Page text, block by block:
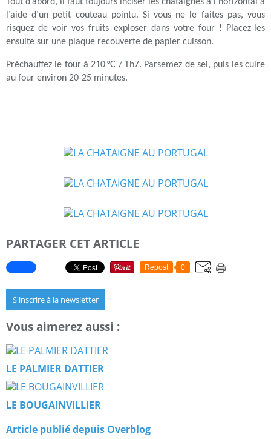
l’aide d’un petit couteau pointu. Si vous ne le faites pas, vous
risquez de voir vos fruits exploser dans votre four ! Placez-les
ensuite sur une plaque recouverte de papier cuisson.
Préchauffez le four à 210 °C / Th7. Parsemez de sel, puis les cuire
au four environ 20-25 minutes.
PARTAGER CET ARTICLE
Repost 0
S'inscrire à la newsletter
Vous aimerez aussi :
LE PALMIER DATTIER
LE BOUGAINVILLIER
Article publié depuis Overblog